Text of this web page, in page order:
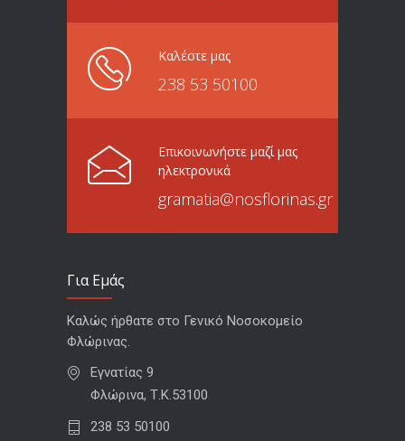
Καλέστε μας
238 53 50100
Επικοινωνήστε μαζί μας
ηλεκτρονικά
gramatia@nosflorinas.gr
Για Εμάς
Καλώς ήρθατε στο Γενικό Νοσοκομείο
Φλώρινας.
Εγνατίας 9
Φλώρινα, Τ.Κ.53100
238 53 50100